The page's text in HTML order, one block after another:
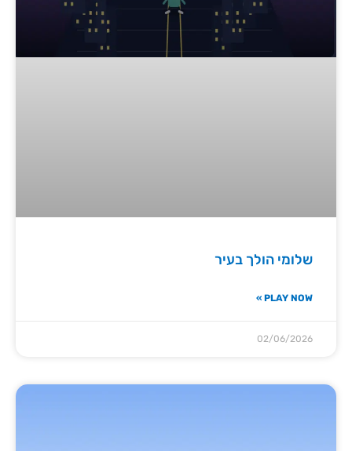
שלומי הולך בעיר
PLAY NOW »
02/06/2026